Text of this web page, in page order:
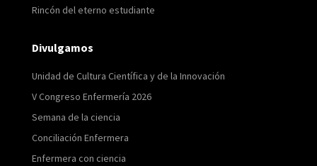
Rincón del eterno estudiante
Divulgamos
Unidad de Cultura Científica y de la Innovación
V Congreso Enfermería 2026
Semana de la ciencia
Conciliación Enfermera
Enfermera con ciencia